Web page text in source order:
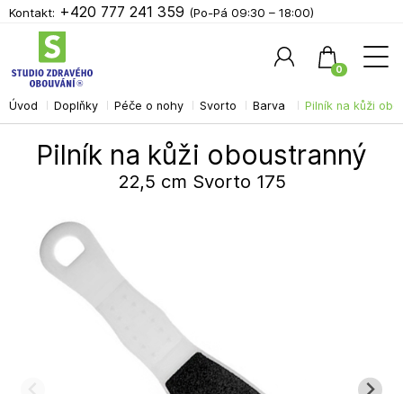
Úvod Doplňky Péče o nohy Svorto Barva Pilník na kůži
Pilník na kůži oboustranný
22,5 cm Svorto 175
Kontakt: +420 777 241 359 (Po-Pá 09:30 – 18:00)
0